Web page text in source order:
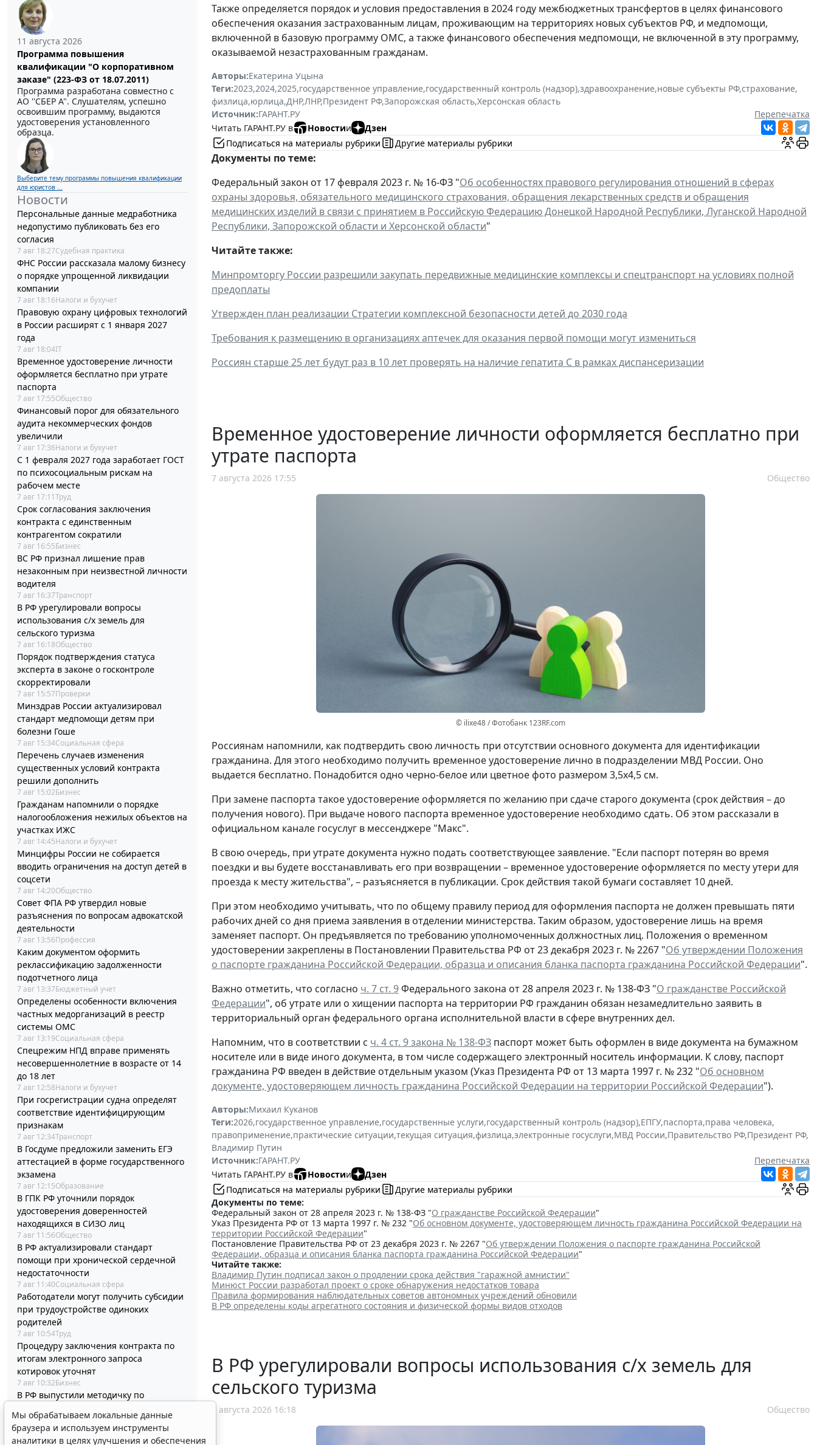
11 августа 2026
Программа повышения
квалификации "О корпоративном
заказе" (223-ФЗ от 18.07.2011)
Программа разработана совместно с
АО ''СБЕР А". Слушателям, успешно
освоившим программу, выдаются
удостоверения установленного
образца.
Выберите тему программы повышения квалификации
для юристов ...
Новости
Персональные данные медработника
недопустимо публиковать без его
согласия
7 авг 18:27Судебная практика
ФНС России рассказала малому бизнесу
о порядке упрощенной ликвидации
компании
7 авг 18:16Налоги и бухучет
Правовую охрану цифровых технологий
в России расширят с 1 января 2027
года
7 авг 18:04IT
Временное удостоверение личности
оформляется бесплатно при утрате
паспорта
7 авг 17:55Общество
Финансовый порог для обязательного
аудита некоммерческих фондов
увеличили
7 авг 17:36Налоги и бухучет
С 1 февраля 2027 года заработает ГОСТ
по психосоциальным рискам на
рабочем месте
7 авг 17:11Труд
Срок согласования заключения
контракта с единственным
контрагентом сократили
7 авг 16:55Бизнес
ВС РФ признал лишение прав
незаконным при неизвестной личности
водителя
7 авг 16:37Транспорт
В РФ урегулировали вопросы
использования с/х земель для
сельского туризма
7 авг 16:18Общество
Порядок подтверждения статуса
эксперта в законе о госконтроле
скорректировали
7 авг 15:57Проверки
Минздрав России актуализировал
стандарт медпомощи детям при
болезни Гоше
7 авг 15:34Социальная сфера
Перечень случаев изменения
существенных условий контракта
решили дополнить
7 авг 15:02Бизнес
Гражданам напомнили о порядке
налогообложения нежилых объектов на
участках ИЖС
7 авг 14:45Налоги и бухучет
Минцифры России не собирается
вводить ограничения на доступ детей в
соцсети
7 авг 14:20Общество
Совет ФПА РФ утвердил новые
разъяснения по вопросам адвокатской
деятельности
7 авг 13:56Профессия
Каким документом оформить
реклассификацию задолженности
подотчетного лица
7 авг 13:37Бюджетный учет
Определены особенности включения
частных медорганизаций в реестр
системы ОМС
7 авг 13:19Социальная сфера
Спецрежим НПД вправе применять
несовершеннолетние в возрасте от 14
до 18 лет
7 авг 12:58Налоги и бухучет
При госрегистрации судна определят
соответствие идентифицирующим
признакам
7 авг 12:34Транспорт
В Госдуме предложили заменить ЕГЭ
аттестацией в форме государственного
экзамена
7 авг 12:15Образование
В ГПК РФ уточнили порядок
удостоверения доверенностей
находящихся в СИЗО лиц
7 авг 11:56Общество
В РФ актуализировали стандарт
помощи при хронической сердечной
недостаточности
7 авг 11:40Социальная сфера
Работодатели могут получить субсидии
при трудоустройстве одиноких
родителей
7 авг 10:54Труд
Процедуру заключения контракта по
итогам электронного запроса
котировок уточнят
7 авг 10:32Бизнес
В РФ выпустили методичку по
госслужащих
7 авг 10:04Бюджетный учет
Также определяется порядок и условия предоставления в 2024 году межбюджетных трансфертов в целях финансового
обеспечения оказания застрахованным лицам, проживающим на территориях новых субъектов РФ, и медпомощи,
включенной в базовую программу ОМС, а также финансового обеспечения медпомощи, не включенной в эту программу,
оказываемой незастрахованным гражданам.
Авторы:Екатерина Уцына
Теги:2023,2024,2025,государственное управление,государственный контроль (надзор),здравоохранение,новые субъекты РФ,страхование,
физлица,юрлица,ДНР,ЛНР,Президент РФ,Запорожская область,Херсонская область
Источник:ГАРАНТ.РУ
Перепечатка
Читать ГАРАНТ.РУ в
Новостии
Дзен
Подписаться на материалы рубрики
Другие материалы рубрики
Документы по теме:
Федеральный закон от 17 февраля 2023 г. № 16-ФЗ "Об особенностях правового регулирования отношений в сферах
охраны здоровья, обязательного медицинского страхования, обращения лекарственных средств и обращения
медицинских изделий в связи с принятием в Российскую Федерацию Донецкой Народной Республики, Луганской Народной
Республики, Запорожской области и Херсонской области"
Читайте также:
Минпромторгу России разрешили закупать передвижные медицинские комплексы и спецтранспорт на условиях полной
предоплаты
Утвержден план реализации Стратегии комплексной безопасности детей до 2030 года
Требования к размещению в организациях аптечек для оказания первой помощи могут измениться
Россиян старше 25 лет будут раз в 10 лет проверять на наличие гепатита С в рамках диспансеризации
Временное удостоверение личности оформляется бесплатно при
утрате паспорта
7 августа 2026 17:55 Общество
© ilixe48 / Фотобанк 123RF.com
Россиянам напомнили, как подтвердить свою личность при отсутствии основного документа для идентификации
гражданина. Для этого необходимо получить временное удостоверение лично в подразделении МВД России. Оно
выдается бесплатно. Понадобится одно черно-белое или цветное фото размером 3,5x4,5 см.
При замене паспорта такое удостоверение оформляется по желанию при сдаче старого документа (срок действия – до
получения нового). При выдаче нового паспорта временное удостоверение необходимо сдать. Об этом рассказали в
официальном канале госуслуг в мессенджере "Макс".
В свою очередь, при утрате документа нужно подать соответствующее заявление. "Если паспорт потерян во время
поездки и вы будете восстанавливать его при возвращении – временное удостоверение оформляется по месту утери для
проезда к месту жительства", – разъясняется в публикации. Срок действия такой бумаги составляет 10 дней.
При этом необходимо учитывать, что по общему правилу период для оформления паспорта не должен превышать пяти
рабочих дней со дня приема заявления в отделении министерства. Таким образом, удостоверение лишь на время
заменяет паспорт. Он предъявляется по требованию уполномоченных должностных лиц. Положения о временном
удостоверении закреплены в Постановлении Правительства РФ от 23 декабря 2023 г. № 2267 "Об утверждении Положения
о паспорте гражданина Российской Федерации, образца и описания бланка паспорта гражданина Российской Федерации".
Важно отметить, что согласно ч. 7 ст. 9Федерального закона от 28 апреля 2023 г. № 138-ФЗ "О гражданстве Российской
Федерации", об утрате или о хищении паспорта на территории РФ гражданин обязан незамедлительно заявить в
территориальный орган федерального органа исполнительной власти в сфере внутренних дел.
Напомним, что в соответствии с ч. 4 ст. 9 закона № 138-ФЗ паспорт может быть оформлен в виде документа на бумажном
носителе или в виде иного документа, в том числе содержащего электронный носитель информации. К слову, паспорт
гражданина РФ введен в действие отдельным указом (Указ Президента РФ от 13 марта 1997 г. № 232 "Об основном
документе, удостоверяющем личность гражданина Российской Федерации на территории Российской Федерации").
Авторы:Михаил Куканов
Теги:2026,государственное управление,государственные услуги,государственный контроль (надзор),ЕПГУ,паспорта,права человека,
правоприменение,практические ситуации,текущая ситуация,физлица,электронные госуслуги,МВД России,Правительство РФ,Президент РФ,
Владимир Путин
Источник:ГАРАНТ.РУ
Перепечатка
Читать ГАРАНТ.РУ в
Новостии
Дзен
Подписаться на материалы рубрики
Другие материалы рубрики
Документы по теме:
Федеральный закон от 28 апреля 2023 г. № 138-ФЗ "О гражданстве Российской Федерации"
Указ Президента РФ от 13 марта 1997 г. № 232 "Об основном документе, удостоверяющем личность гражданина Российской Федерации на
территории Российской Федерации"
Постановление Правительства РФ от 23 декабря 2023 г. № 2267 "Об утверждении Положения о паспорте гражданина Российской
Федерации, образца и описания бланка паспорта гражданина Российской Федерации"
Читайте также:
Владимир Путин подписал закон о продлении срока действия "гаражной амнистии"
Минюст России разработал проект о сроке обнаружения недостатков товара
Правила формирования наблюдательных советов автономных учреждений обновили
В РФ определены коды агрегатного состояния и физической формы видов отходов
В РФ урегулировали вопросы использования с/х земель для
сельского туризма
7 августа 2026 16:18 Общество
Мы обрабатываем локальные данные
браузера и используем инструменты
аналитики в целях улучшения и обеспечения